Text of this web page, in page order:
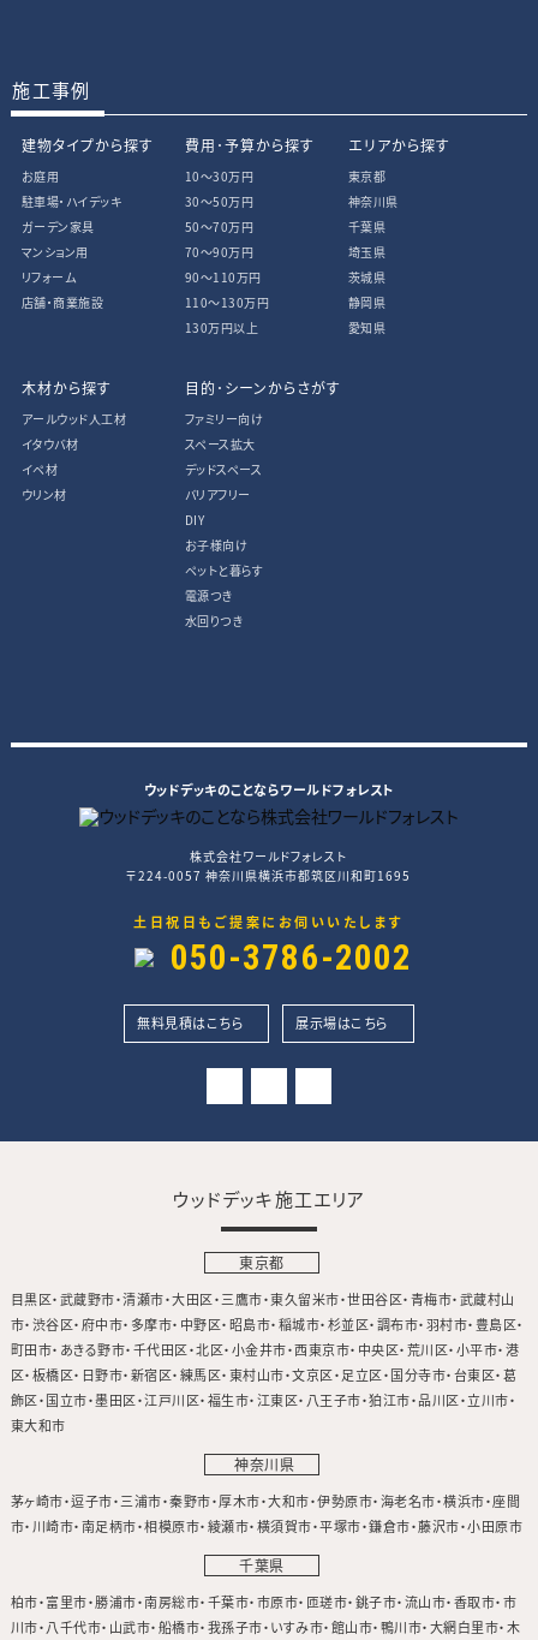
施工事例
建物タイプから探す
お庭用
駐車場・ハイデッキ
ガーデン家具
マンション用
リフォーム
店舗・商業施設
費用･予算から探す
10〜30万円
30〜50万円
50〜70万円
70〜90万円
90〜110万円
110〜130万円
130万円以上
エリアから探す
東京都
神奈川県
千葉県
埼玉県
茨城県
静岡県
愛知県
木材から探す
アールウッド人工材
イタウバ材
イペ材
ウリン材
目的･シーンからさがす
ファミリー向け
スペース拡大
デッドスペース
バリアフリー
DIY
お子様向け
ペットと暮らす
電源つき
水回りつき
ウッドデッキのことならワールドフォレスト
株式会社ワールドフォレスト
〒224-0057 神奈川県横浜市都筑区川和町1695
土日祝日もご提案にお伺いいたします
050-3786-2002
無料見積はこちら 展示場はこちら
ウッドデッキ施工エリア
東京都
目黒区 武蔵野市 清瀬市 大田区 三鷹市 東久留米市 世田谷区 青梅市 武蔵村山
市 渋谷区 府中市 多摩市 中野区 昭島市 稲城市 杉並区 調布市 羽村市 豊島区
町田市 あきる野市 千代田区 北区 小金井市 西東京市 中央区 荒川区 小平市 港
区 板橋区 日野市 新宿区 練馬区 東村山市 文京区 足立区 国分寺市 台東区 葛
飾区 国立市 墨田区 江戸川区 福生市 江東区 八王子市 狛江市 品川区 立川市
東大和市
神奈川県
茅ヶ崎市 逗子市 三浦市 秦野市 厚木市 大和市 伊勢原市 海老名市 横浜市 座間
市 川崎市 南足柄市 相模原市 綾瀬市 横須賀市 平塚市 鎌倉市 藤沢市 小田原市
千葉県
柏市 富里市 勝浦市 南房総市 千葉市 市原市 匝瑳市 銚子市 流山市 香取市 市
川市 八千代市 山武市 船橋市 我孫子市 いすみ市 館山市 鴨川市 大網白里市 木